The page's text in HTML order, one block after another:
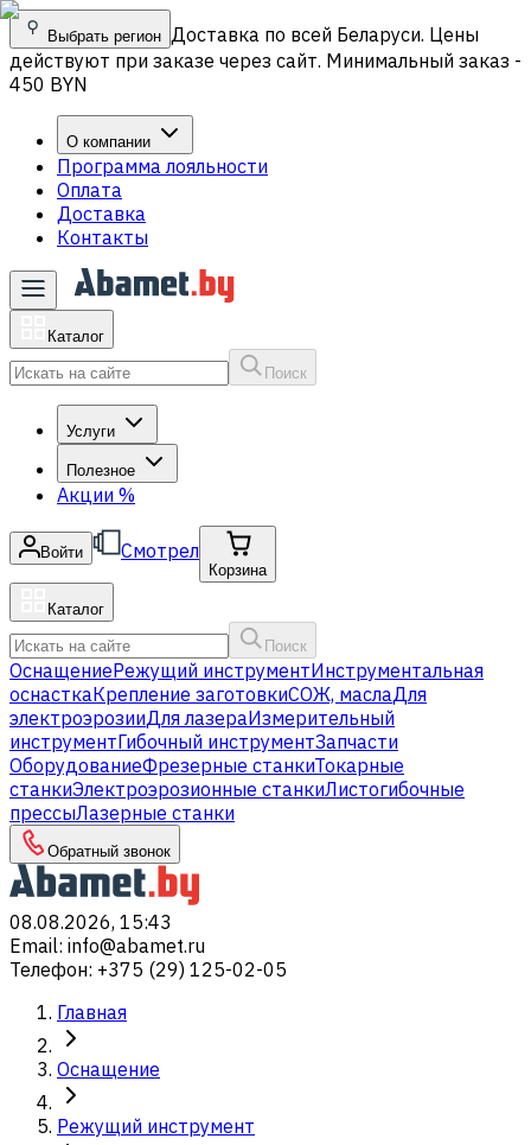
Выбрать регион Доставка по всей Беларуси. Цены
действуют при заказе через сайт. Минимальный заказ -
450 BYN
О компании
Программа лояльности
Оплата
Доставка
Контакты
Каталог
Поиск
Услуги
Полезное
Акции %
Войти Смотрел
Корзина
Каталог
Поиск
ОснащениеРежущий инструментИнструментальная
оснасткаКрепление заготовкиСОЖ, маслаДля
электроэрозииДля лазераИзмерительный
инструментГибочный инструментЗапчасти
ОборудованиеФрезерные станкиТокарные
станкиЭлектроэрозионные станкиЛистогибочные
прессыЛазерные станки
Обратный звонок
08.08.2026, 15:43
Email: info@abamet.ru
Телефон: +375 (29) 125-02-05
Главная
Оснащение
Режущий инструмент